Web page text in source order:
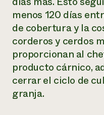
menos 120 días
de cobertura y la
corderos y cerdos
proporcionan al
producto cárnico,
cerrar el ciclo de
granja.